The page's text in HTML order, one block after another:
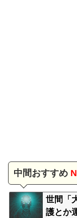
中間おすすめ
世間「
護とか